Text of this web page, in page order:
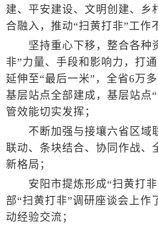
建、平安建设、文明创建、乡
合融入，推动“扫黄打非”工作
坚持重心下移，整合各种
非”力量、手段和影响力，打
延伸至“最后一米”，全省6万
基层站点全部建成，基层站点
管效能切实发挥；
不断加强与接壤六省区域
联动、条块结合、协同作战、
新格局；
安阳市提炼形成“扫黄打非
部“扫黄打非”调研座谈会上作
动经验交流；